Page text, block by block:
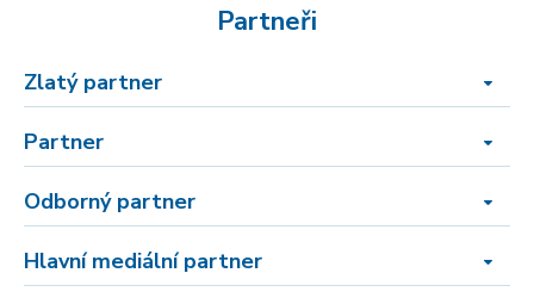
Partneři
Zlatý partner
Partner
Odborný partner
Hlavní mediální partner